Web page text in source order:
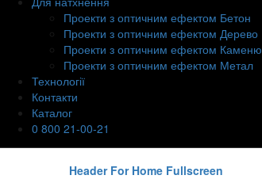
Проекти з оптичним ефектом Бетон
Проекти з оптичним ефектом Дерево
Проекти з оптичним ефектом Каменю
Проекти з оптичним ефектом Метал
Технології
Контакти
Каталог
0 800 21-00-21
Header For Home Fullscreen